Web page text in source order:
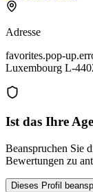
Adresse
favorites.pop-
Luxembourg L-
Ist das Ihre
Beanspruchen Sie
Bewertungen zu
Dieses Profil